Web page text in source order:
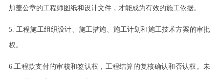
加盖公章的工程师图纸和设计文件，才能成为有效的施工依据。
5. 工程施工组织设计、施工措施、施工计划和施工技术方案的审批
权。
6. 工程款支付的审核和签认权，工程结算的复核确认和否认权。未